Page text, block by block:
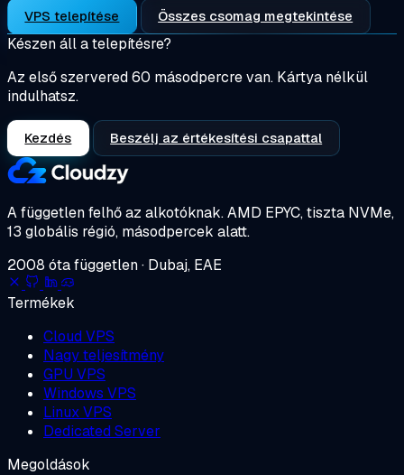
VPS telepítése Összes csomag megtekintése
Készen áll a telepítésre?
Az első szervered 60 másodpercre van. Kártya nélkül
indulhatsz.
Kezdés Beszélj az értékesítési csapattal
A független felhő az alkotóknak.AMD EPYC, tiszta NVMe,
13 globális régió, másodpercek alatt.
2008 óta független · Dubaj, EAE
Termékek
Cloud VPS
Nagy teljesítmény
GPU VPS
Windows VPS
Linux VPS
Dedicated Server
Megoldások